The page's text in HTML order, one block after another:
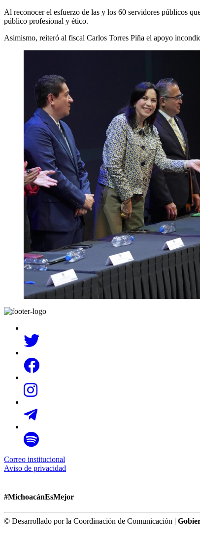
Al reconocer el esfuerzo de las y los 60 servidores públicos
público profesional y ético.
Asimismo, reiteró al fiscal Carlos Torres Piña el apoyo
Correo institucional
Aviso de privacidad
#MichoacánEsMejor
© Desarrollado por la Coordinación de Comunicación |